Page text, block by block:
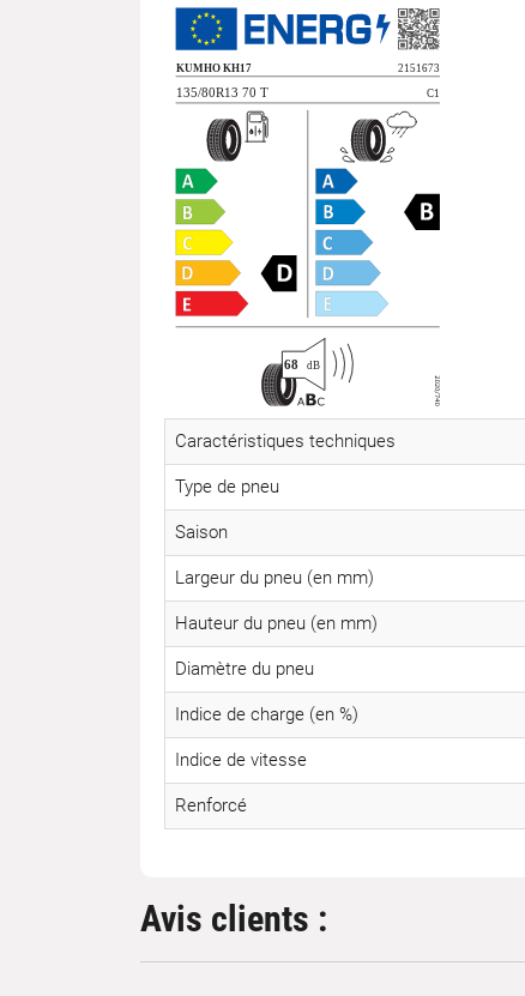
Caractéristiques techniques
Type de pneu
Saison
Largeur du pneu (en mm)
Hauteur du pneu (en mm)
Diamètre du pneu
Indice de charge (en %)
Indice de vitesse
Renforcé
Avis clients :